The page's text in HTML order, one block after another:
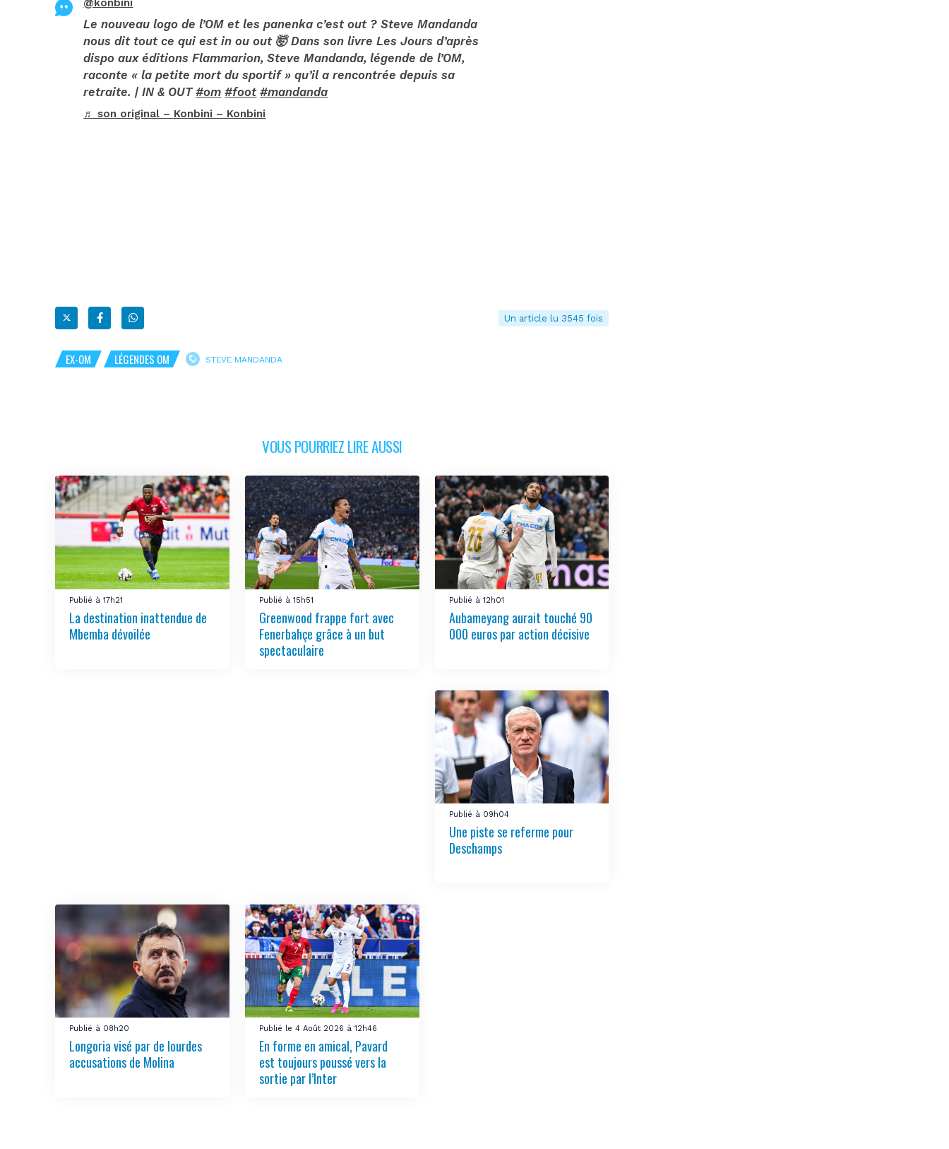
@konbini
Le nouveau logo de l’OM et les panenka c’est out ? Steve Mandanda
nous dit tout ce qui est in ou out 🤯 Dans son livre Les Jours d’après
dispo aux éditions Flammarion, Steve Mandanda, légende de l’OM,
raconte « la petite mort du sportif » qu’il a rencontrée depuis sa
retraite. | IN & OUT#om #foot #mandanda
♬ son original – Konbini – Konbini
Un article lu 3545 fois
EX-OM LÉGENDES OM STEVE MANDANDA
VOUS POURRIEZ LIRE AUSSI
Publié à 17h21
La destination inattendue de
Mbemba dévoilée
Publié à 15h51
Greenwood frappe fort avec
Fenerbahçe grâce à un but
spectaculaire
Publié à 12h01
Aubameyang aurait touché 90
000 euros par action décisive
Publié à 09h04
Une piste se referme pour
Deschamps
Publié à 08h20
Longoria visé par de lourdes
accusations de Molina
Publié le 4 Août 2026 à 12h46
En forme en amical, Pavard
est toujours poussé vers la
sortie par l’Inter